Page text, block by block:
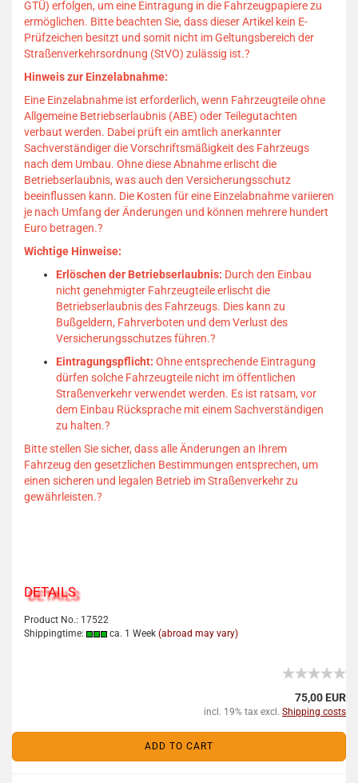
GTÜ) erfolgen, um eine Eintragung in die Fahrzeugpapiere zu
ermöglichen. Bitte beachten Sie, dass dieser Artikel kein E-
Prüfzeichen besitzt und somit nicht im Geltungsbereich der
Straßenverkehrsordnung (StVO) zulässig ist.?
Hinweis zur Einzelabnahme:
Eine Einzelabnahme ist erforderlich, wenn Fahrzeugteile ohne
Allgemeine Betriebserlaubnis (ABE) oder Teilegutachten
verbaut werden. Dabei prüft ein amtlich anerkannter
Sachverständiger die Vorschriftsmäßigkeit des Fahrzeugs
nach dem Umbau. Ohne diese Abnahme erlischt die
Betriebserlaubnis, was auch den Versicherungsschutz
beeinflussen kann. Die Kosten für eine Einzelabnahme variieren
je nach Umfang der Änderungen und können mehrere hundert
Euro betragen.?
Wichtige Hinweise:
Erlöschen der Betriebserlaubnis: Durch den Einbau
nicht genehmigter Fahrzeugteile erlischt die
Betriebserlaubnis des Fahrzeugs. Dies kann zu
Bußgeldern, Fahrverboten und dem Verlust des
Versicherungsschutzes führen.?
Eintragungspflicht: Ohne entsprechende Eintragung
dürfen solche Fahrzeugteile nicht im öffentlichen
Straßenverkehr verwendet werden. Es ist ratsam, vor
dem Einbau Rücksprache mit einem Sachverständigen
zu halten.?
Bitte stellen Sie sicher, dass alle Änderungen an Ihrem
Fahrzeug den gesetzlichen Bestimmungen entsprechen, um
einen sicheren und legalen Betrieb im Straßenverkehr zu
gewährleisten.?
DETAILS
Product No.: 17522
Shippingtime:
ca. 1 Week (abroad may vary)
75,00 EUR
incl. 19% tax excl. Shipping costs
ADD TO CART